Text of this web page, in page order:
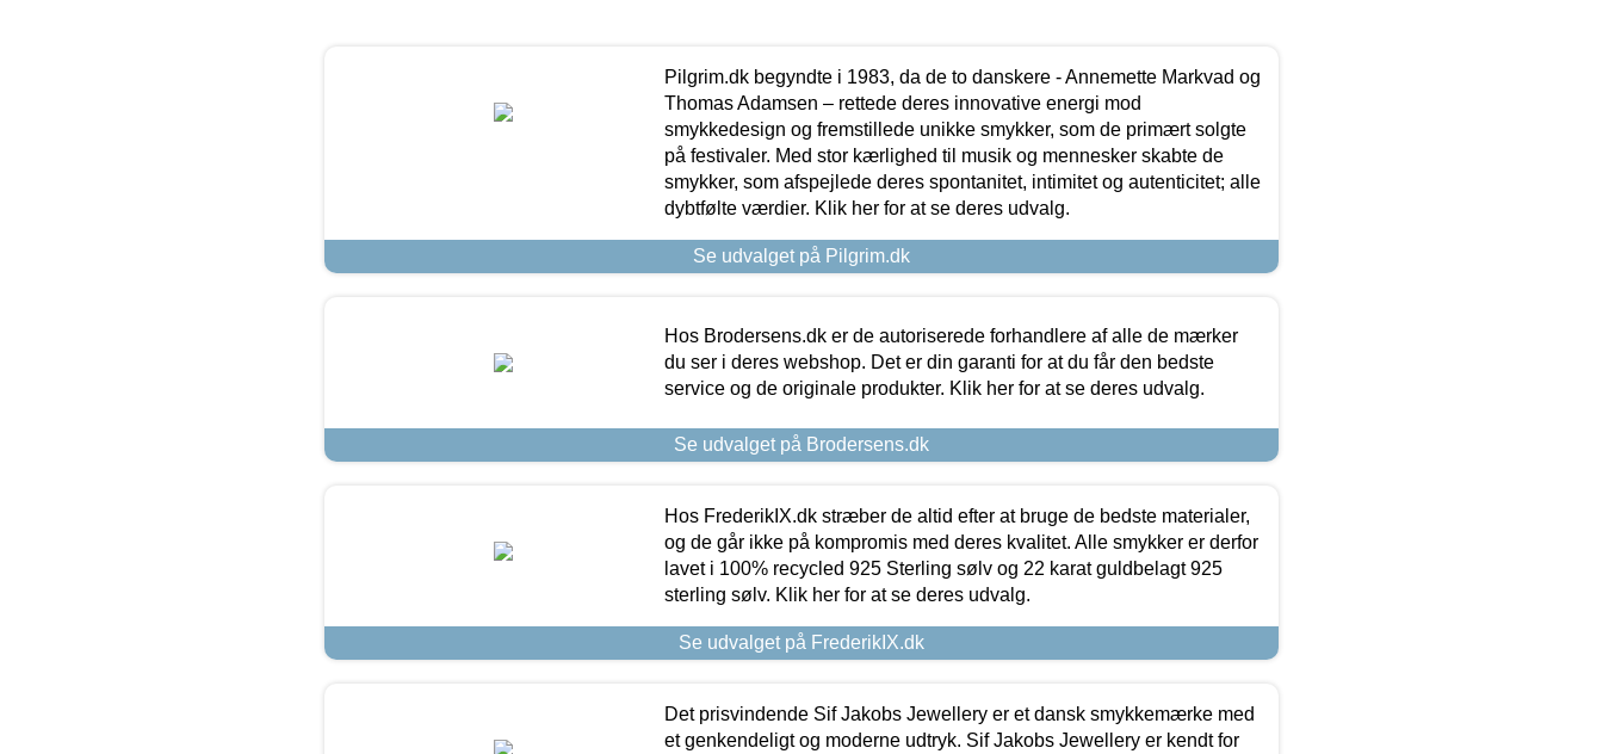
Pilgrim.dk begyndte i 1983, da de to danskere - Annemette Markvad og
Thomas Adamsen – rettede deres innovative energi mod
smykkedesign og fremstillede unikke smykker, som de primært solgte
på festivaler. Med stor kærlighed til musik og mennesker skabte de
smykker, som afspejlede deres spontanitet, intimitet og autenticitet; alle
dybtfølte værdier. Klik her for at se deres udvalg.
Se udvalget på Pilgrim.dk
Hos Brodersens.dk er de autoriserede forhandlere af alle de mærker
du ser i deres webshop. Det er din garanti for at du får den bedste
service og de originale produkter. Klik her for at se deres udvalg.
Se udvalget på Brodersens.dk
Hos FrederikIX.dk stræber de altid efter at bruge de bedste materialer,
og de går ikke på kompromis med deres kvalitet. Alle smykker er derfor
lavet i 100% recycled 925 Sterling sølv og 22 karat guldbelagt 925
sterling sølv. Klik her for at se deres udvalg.
Se udvalget på FrederikIX.dk
Det prisvindende Sif Jakobs Jewellery er et dansk smykkemærke med
et genkendeligt og moderne udtryk. Sif Jakobs Jewellery er kendt for